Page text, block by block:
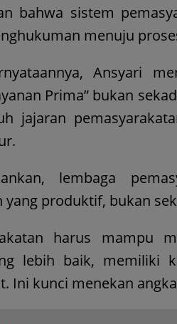
bahwa sistem
menuju
Ansyari
Prima” bukan
jajaran
lembaga
yang produktif, bukan
harus mampu
lebih baik, memiliki
Ini kunci menekan